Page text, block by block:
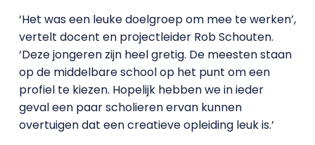
‘Het was een leuke doelgroep om mee te werken’,
vertelt docent en projectleider Rob Schouten.
‘Deze jongeren zijn heel gretig. De meesten staan
op de middelbare school op het punt om een
profiel te kiezen. Hopelijk hebben we in ieder
geval een paar scholieren ervan kunnen
overtuigen dat een creatieve opleiding leuk is.’